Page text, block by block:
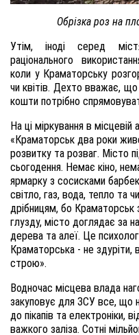
Обрізка роз на
Утім, іноді серед
раціонального
коли у Краматорську
чи квітів. Дехто вважає,
кошти потрібно
На ці міркування в місцевій
«Краматорськ два роки
розвитку та розваг. Місто
сьогодення. Немає кіно,
ярмарку з сосисками
світло, газ, вода, тепло та
дрібницям, бо Краматорськ
глузду, місто доглядає за
дерева та алеї. Це
Краматорська - не
строю».
Водночас місцева влада
закуповує для ЗСУ все, що
до пікапів та електроніки,
важкого заліза. Сотні